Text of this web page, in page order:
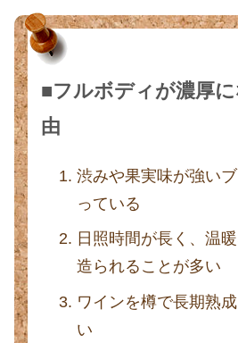
■フルボディが濃厚
由
渋みや果実味が強い
っている
日照時間が長く、温
造られることが多い
ワインを樽で長期熟
い